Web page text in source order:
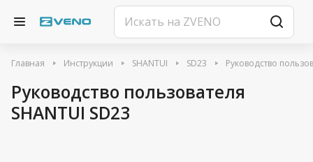
Главная Инструкции SHANTUI SD23 Руководство
Руководство пользователя
SHANTUI SD23